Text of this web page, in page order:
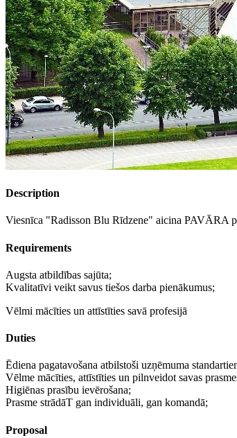
Description
Viesnīca "Radisson Blu Rīdzene" aicina PAVĀRA
Requirements
Augsta atbildības sajūta;
Kvalitatīvi veikt savus tiešos darba pienākumus;
Vēlmi mācīties un attīstīties savā profesijā
Duties
Ēdiena pagatavošana atbilstoši uzņēmuma
Vēlme mācīties, attīstīties un pilnveidot savas
Higiēnas prasību ievērošana;
Prasme strādāT gan individuāli, gan komandā;
Proposal